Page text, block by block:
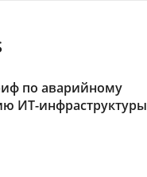
по аварийному
ИТ-инфраструктуры